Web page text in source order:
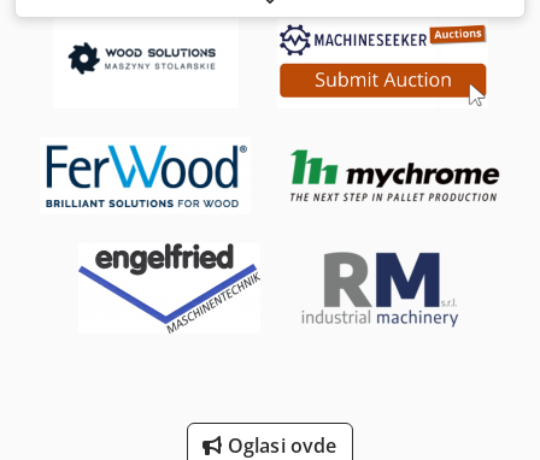
od 3.700 mm. Demonstraciona mašina je u originalnom
stanju, tako da imate punu garanciju. - Maksimalni prečnik
debla 550 mm - Maksimalna širina daski 530 mm -
Maksimalna dužina rezanja 3.700 mm (3,7 metara),
- Hod testere min./maks. = 20/540 mm - Maksimalna
dubina rezanja 220 mm - Prečnik/širina točka = 400/25 mm
- Snaga motora 5,5 kW (4,0 kW S1/100%) - Snaga motora za
Brzina testere 15 m/s - Ukupna dužina osnovne verzije
4.600 mm (4,6 metara) - Težina oko 350 kg Mašina se nalazi
u A-5431 Kuchl i može se pregledati tokom našeg radnog
vremena. Prodaja podložna prethodnoj prodaji! Povezani
Oglasi ovde